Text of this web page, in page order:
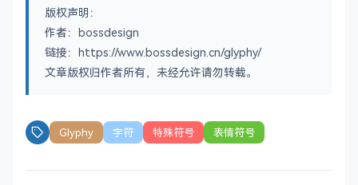
版权声明：
作者：bossdesign
链接：https://www.bossdesign.cn/glyphy/
文章版权归作者所有，未经允许请勿转载。
Glyphy 字符 特殊符号 表情符号